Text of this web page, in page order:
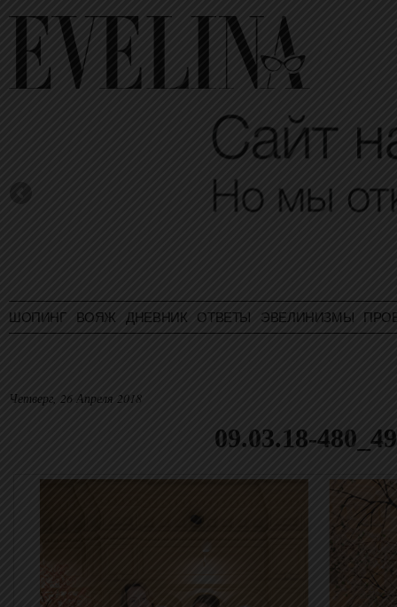
ШОПИНГ ВОЯЖ ДНЕВНИК ОТВЕТЫ ЭВЕЛИНИЗМЫ
Четверг, 26 Апреля 2018
09.03.18-